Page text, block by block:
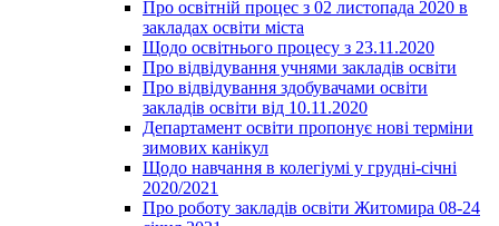
Про освітній процес з 02 листопада 2020 в
закладах освіти міста
Щодо освітнього процесу з 23.11.2020
Про відвідування учнями закладів освіти
Про відвідування здобувачами освіти
закладів освіти від 10.11.2020
Департамент освіти пропонує нові терміни
зимових канікул
Щодо навчання в колегіумі у грудні-січні
2020/2021
Про роботу закладів освіти Житомира 08-24